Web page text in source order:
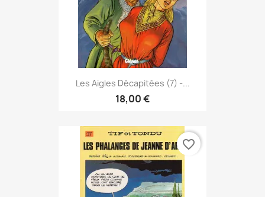
Les Aigles Décapitées (7) -...
18,00 €
favorite_border